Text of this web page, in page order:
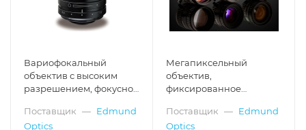
Вариофокальный
объектив с высоким
разрешением, фокусное
Поставщик — Edmund
Optics
Мегапиксельный
объектив,
фиксированное
мм
Поставщик — Edmund
Optics